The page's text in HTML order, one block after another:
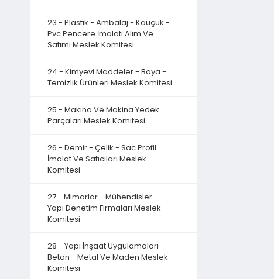
23 - Plastik - Ambalaj - Kauçuk -
Pvc Pencere İmalatı Alım Ve
Satımı Meslek Komitesi
24 - Kimyevi Maddeler - Boya -
Temizlik Ürünleri Meslek Komitesi
25 - Makina Ve Makina Yedek
Parçaları Meslek Komitesi
26 - Demir - Çelik - Sac Profil
İmalat Ve Satıcıları Meslek
Komitesi
27 - Mimarlar - Mühendisler -
Yapı Denetim Firmaları Meslek
Komitesi
28 - Yapı İnşaat Uygulamaları -
Beton - Metal Ve Maden Meslek
Komitesi